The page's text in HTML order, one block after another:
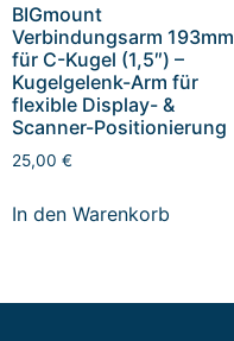
BIGmount
Verbindungsarm 193mm
für C-Kugel (1,5″) –
Kugelgelenk-Arm für
flexible Display- &
Scanner-Positionierung
25,00 €
In den Warenkorb